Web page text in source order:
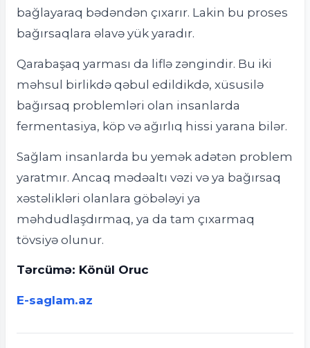
bağlayaraq bədəndən çıxarır. Lakin bu proses
bağırsaqlara əlavə yük yaradır.
Qarabaşaq yarması da liflə zəngindir. Bu iki
məhsul birlikdə qəbul edildikdə, xüsusilə
bağırsaq problemləri olan insanlarda
fermentasiya, köp və ağırlıq hissi yarana bilər.
Sağlam insanlarda bu yemək adətən problem
yaratmır. Ancaq mədəaltı vəzi və ya bağırsaq
xəstəlikləri olanlara göbələyi ya
məhdudlaşdırmaq, ya da tam çıxarmaq
tövsiyə olunur.
Tərcümə: Könül Oruc
E-saglam.az